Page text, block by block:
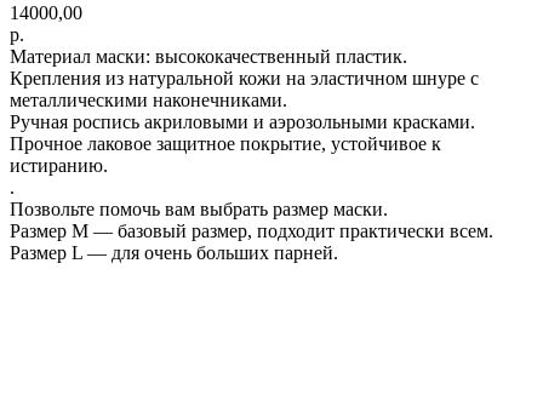
14000,00
р.
Материал маски: высококачественный пластик.
Крепления из натуральной кожи на эластичном шнуре с
металлическими наконечниками.
Ручная роспись акриловыми и аэрозольными красками.
Прочное лаковое защитное покрытие, устойчивое к
истиранию.
.
Позвольте помочь вам выбрать размер маски.
Размер М — базовый размер, подходит практически всем.
Размер L — для очень больших парней.